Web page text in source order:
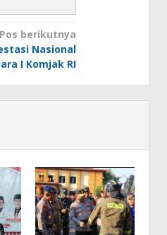
Pos berikutnya
Nasional
I Komjak RI